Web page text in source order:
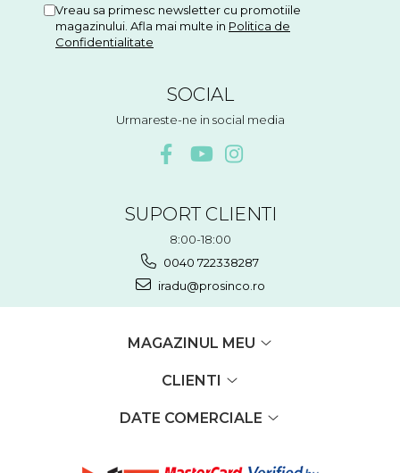
Vreau sa primesc newsletter cu promotiile
magazinului. Afla mai multe in Politica de
Confidentialitate
SOCIAL
Urmareste-ne in social media
SUPORT CLIENTI
8:00-18:00
0040 722338287
iradu@prosinco.ro
MAGAZINUL MEU
CLIENTI
DATE COMERCIALE